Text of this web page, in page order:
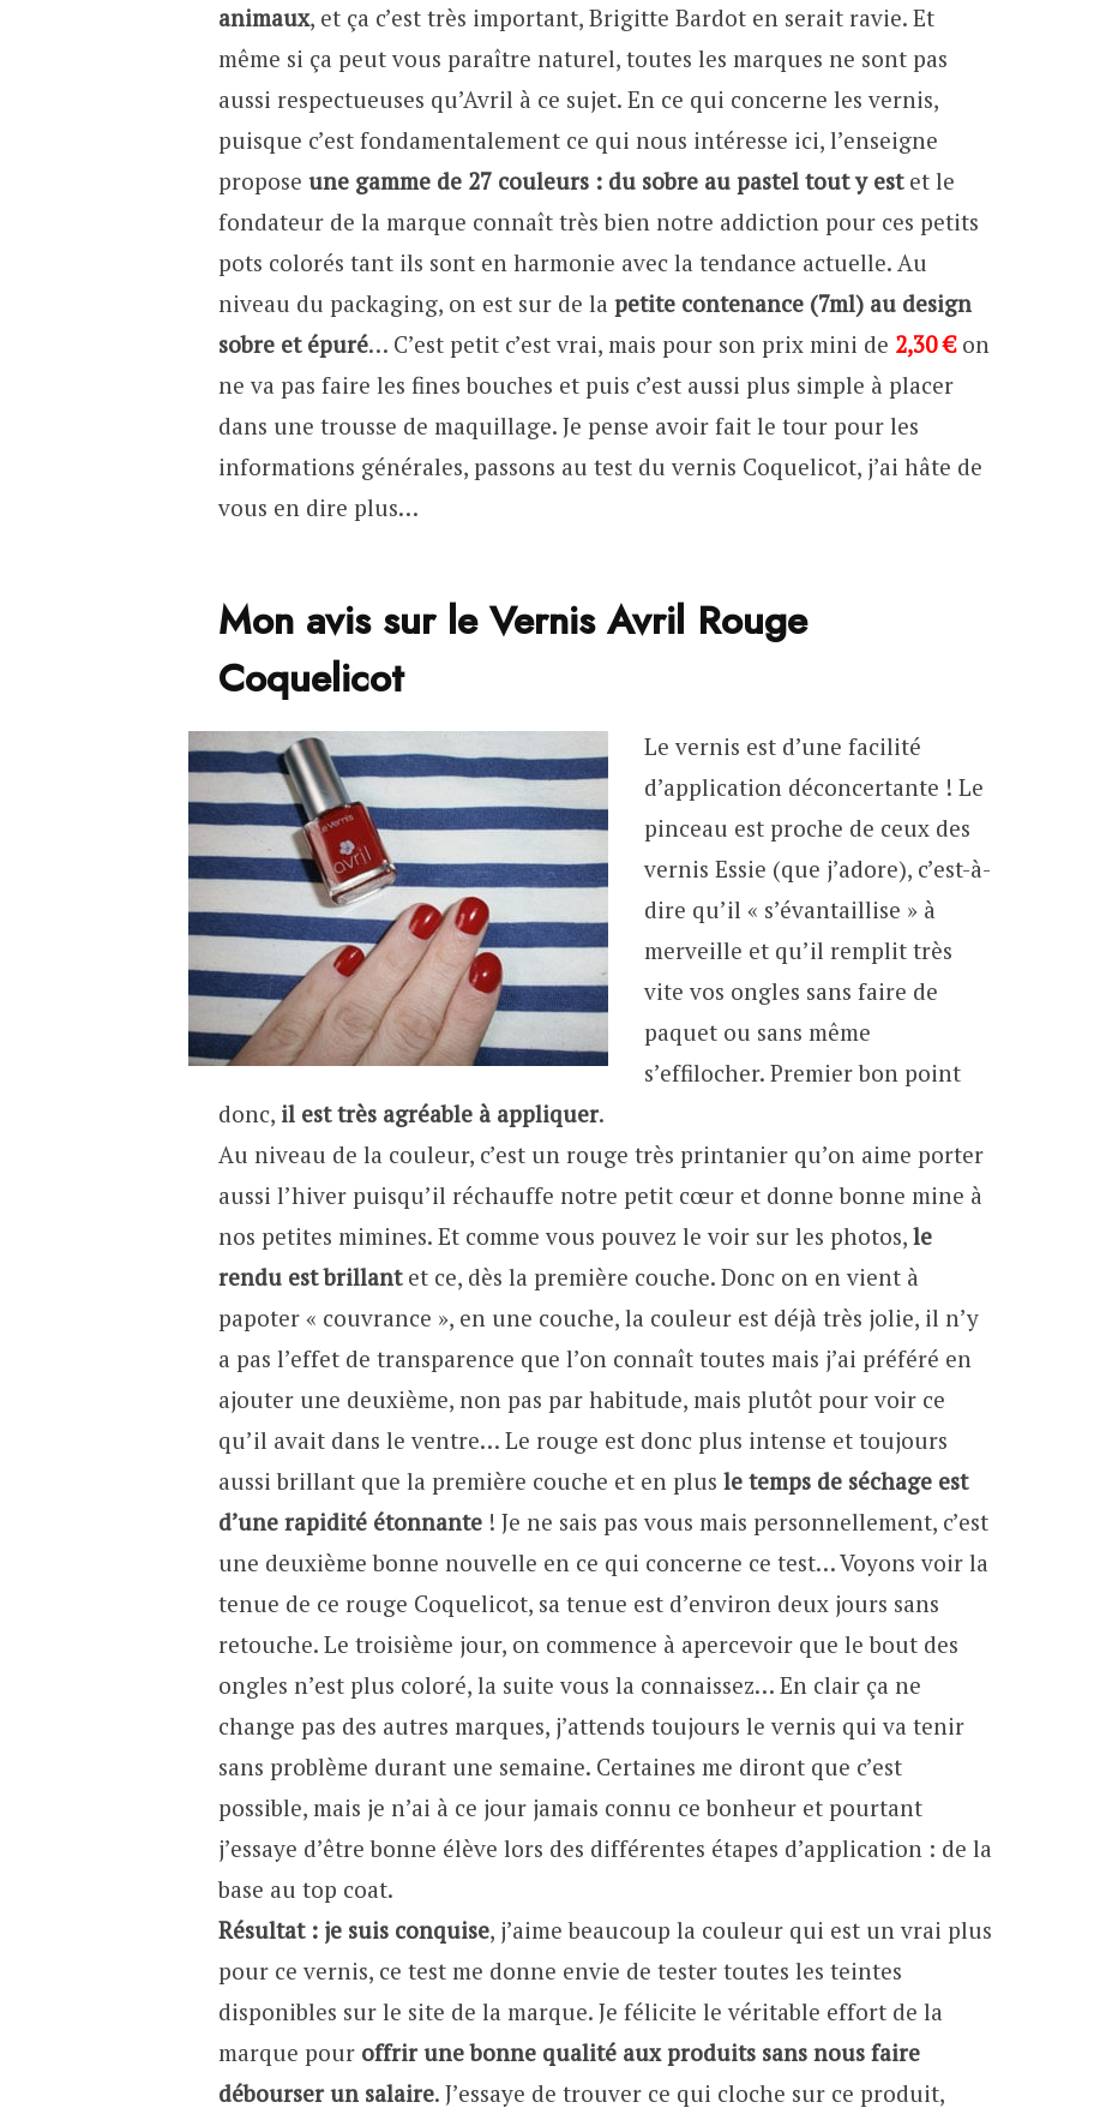
animaux, et ça c’est très important, Brigitte Bardot en serait ravie. Et
même si ça peut vous paraître naturel, toutes les marques ne sont pas
aussi respectueuses qu’Avril à ce sujet. En ce qui concerne les vernis,
puisque c’est fondamentalement ce qui nous intéresse ici, l’enseigne
propose une gamme de 27 couleurs : du sobre au pastel tout y estet le
fondateur de la marque connaît très bien notre addiction pour ces petits
pots colorés tant ils sont en harmonie avec la tendance actuelle. Au
niveau du packaging, on est sur de la petite contenance (7ml) au design
sobre et épuré… C’est petit c’est vrai, mais pour son prix mini de 2,30 €on
ne va pas faire les fines bouches et puis c’est aussi plus simple à placer
dans une trousse de maquillage. Je pense avoir fait le tour pour les
informations générales, passons au test du vernis Coquelicot, j’ai hâte de
vous en dire plus…
Mon avis sur le Vernis Avril Rouge
Coquelicot
Le vernis est d’une facilité
d’application déconcertante ! Le
pinceau est proche de ceux des
vernis Essie (que j’adore), c’est-à-
dire qu’il « s’évantaillise » à
merveille et qu’il remplit très
vite vos ongles sans faire de
paquet ou sans même
s’effilocher. Premier bon point
donc, il est très agréable à appliquer.
Au niveau de la couleur, c’est un rouge très printanier qu’on aime porter
aussi l’hiver puisqu’il réchauffe notre petit cœur et donne bonne mine à
nos petites mimines. Et comme vous pouvez le voir sur les photos, le
rendu est brillantet ce, dès la première couche. Donc on en vient à
papoter « couvrance », en une couche, la couleur est déjà très jolie, il n’y
a pas l’effet de transparence que l’on connaît toutes mais j’ai préféré en
ajouter une deuxième, non pas par habitude, mais plutôt pour voir ce
qu’il avait dans le ventre… Le rouge est donc plus intense et toujours
aussi brillant que la première couche et en plus le temps de séchage est
d’une rapidité étonnante! Je ne sais pas vous mais personnellement, c’est
une deuxième bonne nouvelle en ce qui concerne ce test… Voyons voir la
tenue de ce rouge Coquelicot, sa tenue est d’environ deux jours sans
retouche. Le troisième jour, on commence à apercevoir que le bout des
ongles n’est plus coloré, la suite vous la connaissez… En clair ça ne
change pas des autres marques, j’attends toujours le vernis qui va tenir
sans problème durant une semaine. Certaines me diront que c’est
possible, mais je n’ai à ce jour jamais connu ce bonheur et pourtant
j’essaye d’être bonne élève lors des différentes étapes d’application : de la
base au top coat.
Résultat : je suis conquise, j’aime beaucoup la couleur qui est un vrai plus
pour ce vernis, ce test me donne envie de tester toutes les teintes
disponibles sur le site de la marque. Je félicite le véritable effort de la
marque pour offrir une bonne qualité aux produits sans nous faire
débourser un salaire. J’essaye de trouver ce qui cloche sur ce produit,